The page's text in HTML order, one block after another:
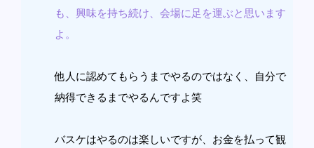
も、興味を持ち続け、会場に足を運ぶと思います
よ。
他人に認めてもらうまでやるのではなく、自分で
納得できるまでやるんですよ笑
バスケはやるのは楽しいですが、お金を払って観